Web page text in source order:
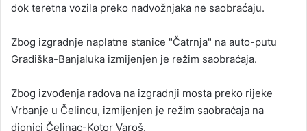
dok teretna vozila preko nadvožnjaka ne saobraćaju.
Zbog izgradnje naplatne stanice "Čatrnja" na auto-putu
Gradiška-Banjaluka izmijenjen je režim saobraćaja.
Zbog izvođenja radova na izgradnji mosta preko rijeke
Vrbanje u Čelincu, izmijenjen je režim saobraćaja na
dionici Čelinac-Kotor Varoš.